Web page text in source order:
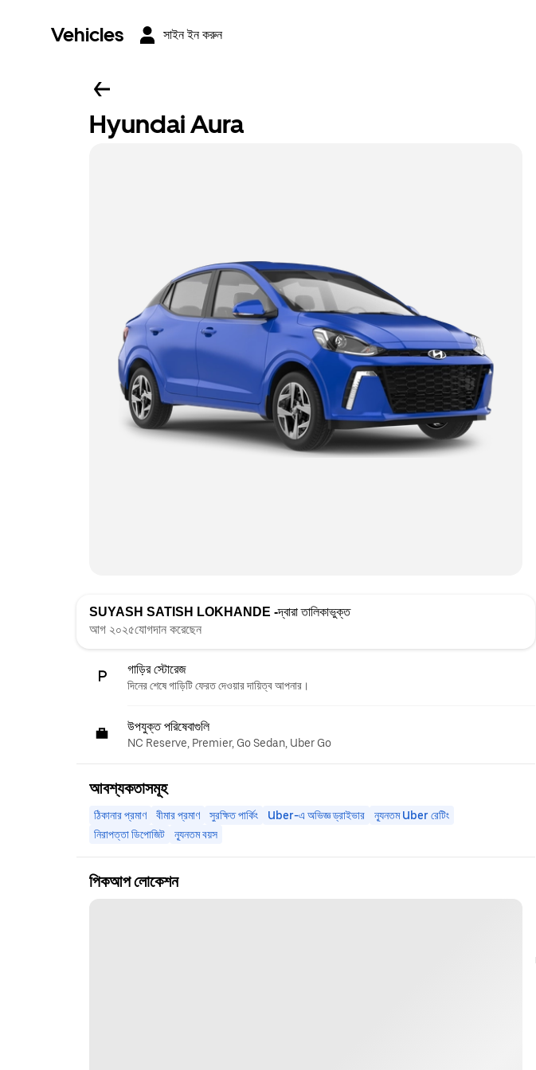
Vehicles সাইন ইন করুন
Hyundai Aura
SUYASH SATISH LOKHANDE -দ্বারা তালিকাভুক্ত
আগ ২০২৫যোগদান করেছেন
গাড়ির স্টোরেজ
দিনের শেষে গাড়িটি ফেরত দেওয়ার দায়িত্ব আপনার।
উপযুক্ত পরিষেবাগুলি
NC Reserve, Premier, Go Sedan, Uber Go
আবশ্যকতাসমূহ
ঠিকানার প্রমাণ বীমার প্রমাণ সুরক্ষিত পার্কিং Uber-এ অভিজ্ঞ ড্রাইভার
ন্যূনতম Uber রেটিং
নিরাপত্তা ডিপোজিট
ন্যূনতম বয়স
পিকআপ লোকেশন